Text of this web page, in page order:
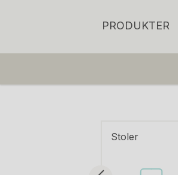
PRODUKTER
Stoler